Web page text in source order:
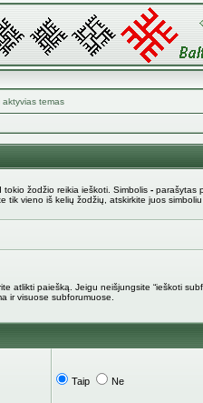
aktyvias temas
žodžio reikia ieškoti. Simbolis - parašytas
tik vieno iš kelių žodžių, atskirkite juos
atlikti paiešką. Jeigu neišjungsite “ieškoti
ir visuose subforumuose.
Taip Ne